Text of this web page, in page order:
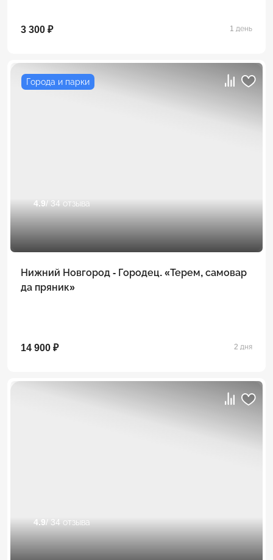
3 300 ₽ 1 день
Города и парки
4.9 / 34 отзыва
Нижний Новгород - Городец. «Терем, самовар
да пряник»
14 900 ₽ 2 дня
4.9 / 34 отзыва